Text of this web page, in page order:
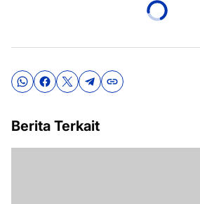
Berita Terkait